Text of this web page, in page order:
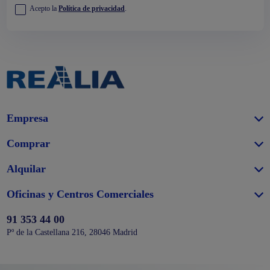
Acepto la Política de privacidad.
Empresa
Comprar
Alquilar
Oficinas y Centros Comerciales
91 353 44 00
Pº de la Castellana 216, 28046 Madrid